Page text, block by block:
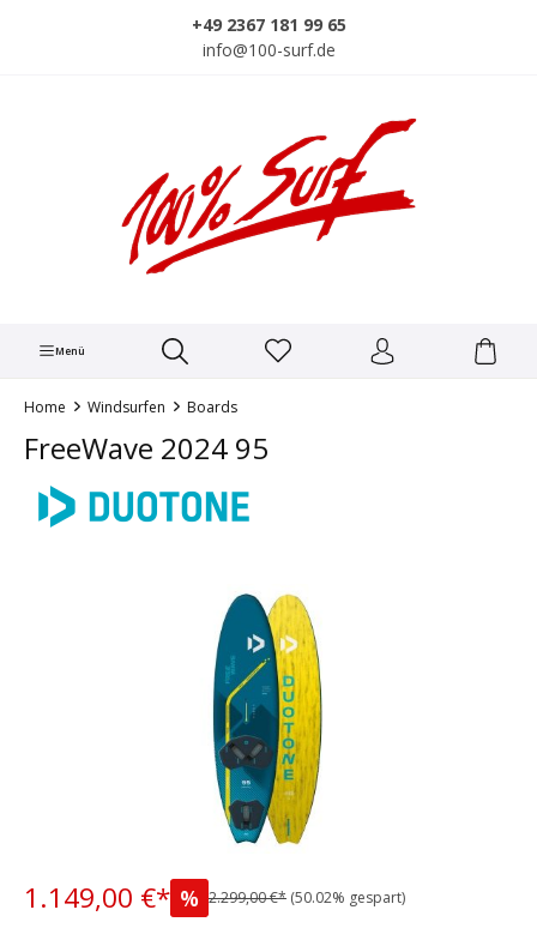
+49 2367 181 99 65
info@100-surf.de
Menü
Home Windsurfen Boards
FreeWave 2024 95
Bildergalerie überspringen
1.149,00 €* % 2.299,00 €* (50.02% gespart)